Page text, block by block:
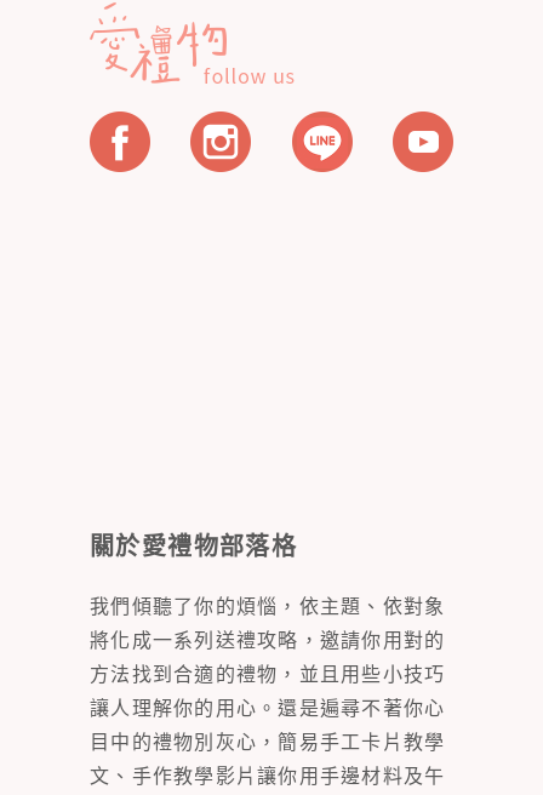
關於愛禮物部落格
我們傾聽了你的煩惱，依主題、依對象
將化成一系列送禮攻略，邀請你用對的
方法找到合適的禮物，並且用些小技巧
讓人理解你的用心。還是遍尋不著你心
目中的禮物別灰心，簡易手工卡片教學
文、手作教學影片讓你用手邊材料及午